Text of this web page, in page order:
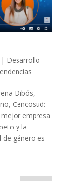
| Desarrollo
Dibós,
Cencosud:
empresa
y la
de género es